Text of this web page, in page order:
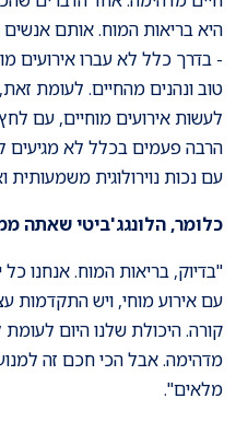
- בדרך כלל לא עברו אירועים
לעשות אירועים מוחיים, עם
עם נכות נוירולוגית משמעותית
כלומר, הלונגג'ביטישאתה
"בדיוק, בריאות המוח. אנחנו
עם אירוע מוחי, ויש התקדמות
קורה. היכולת שלנו היום
מדהימה. אבל הכי חכם זה
מלאים".